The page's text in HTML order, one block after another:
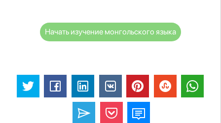
Начать изучение монгольского языка